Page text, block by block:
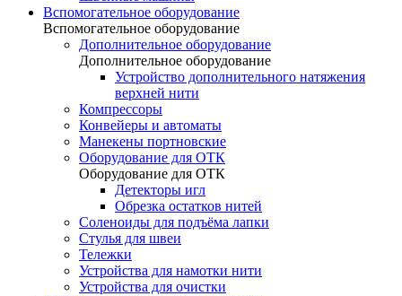
Вспомогательное оборудование
Вспомогательное оборудование
Дополнительное оборудование
Дополнительное оборудование
Устройство дополнительного натяжения
верхней нити
Компрессоры
Конвейеры и автоматы
Манекены портновские
Оборудование для ОТК
Оборудование для ОТК
Детекторы игл
Обрезка остатков нитей
Соленоиды для подъёма лапки
Стулья для швеи
Тележки
Устройства для намотки нити
Устройства для очистки